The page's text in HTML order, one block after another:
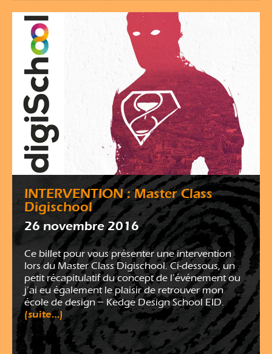
INTERVENTION : Master Class
Digischool
26 novembre 2016
Ce billet pour vous présenter une intervention
lors du Master Class Digischool. Ci-dessous, un
petit récapitulatif du concept de l’événement ou
j’ai eu également le plaisir de retrouver mon
école de design– Kedge Design School EID.
(suite…)